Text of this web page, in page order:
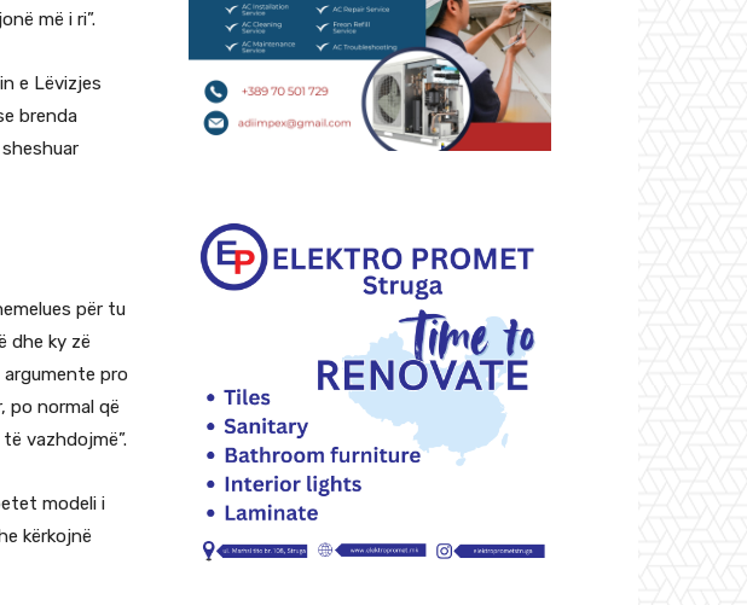
më i ri”.
e Lëvizjes
brenda
për tu
dhe ky zë
pro
po normal që
vazhdojmë”.
modeli i
kërkojnë